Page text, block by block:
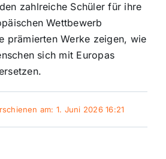
zahlreiche Schüler für ihre
Wettbewerb
prämierten Werke zeigen, wie
sich mit Europas
am: 1. Juni 2026 16:21